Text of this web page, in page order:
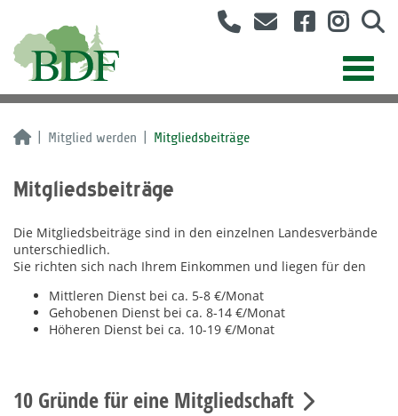
Mitglied werden Mitgliedsbeiträge
Mitgliedsbeiträge
Die Mitgliedsbeiträge sind in den einzelnen Landesverbände
unterschiedlich.
Sie richten sich nach Ihrem Einkommen und liegen für den
Mittleren Dienst bei ca. 5-8 €/Monat
Gehobenen Dienst bei ca. 8-14 €/Monat
Höheren Dienst bei ca. 10-19 €/Monat
10 Gründe für eine Mitgliedschaft